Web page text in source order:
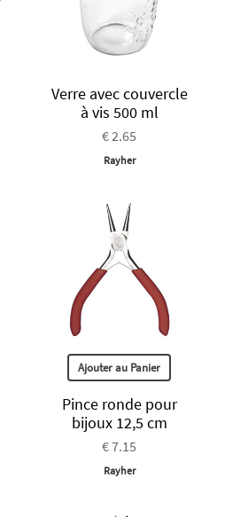
Verre avec couvercle
à vis 500 ml
€ 2.65
Rayher
Ajouter au Panier
Pince ronde pour
bijoux 12,5 cm
€ 7.15
Rayher